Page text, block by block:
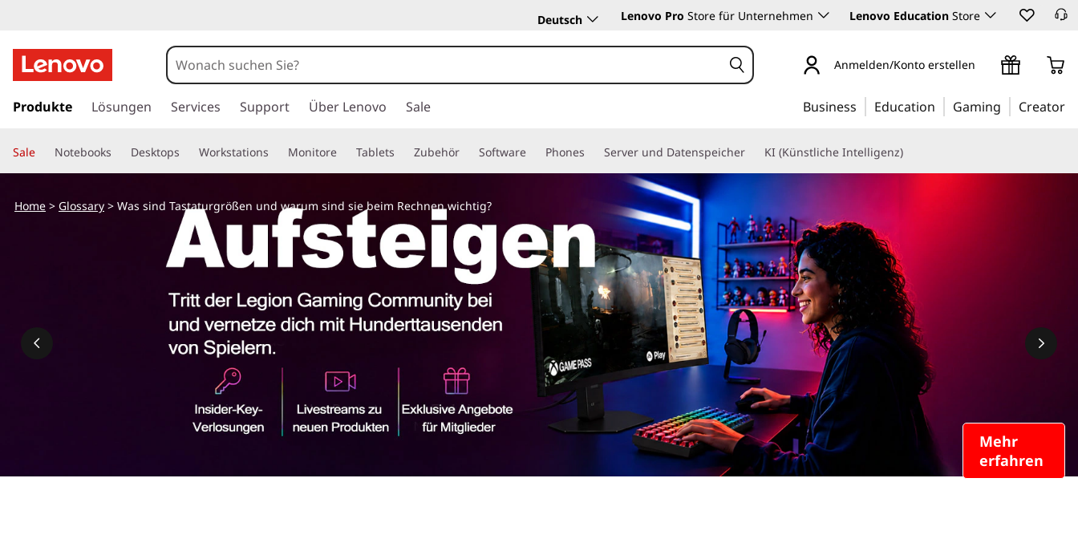
Deutsch Lenovo Pro Store für Unternehmen Lenovo Education Store
u
a
u
t
Anmelden/Konto erstellen
Produkte Lösungen Services Support Über Lenovo Sale Business Education Gaming Creator
Sale Notebooks Desktops Workstations Monitore Tablets Zubehör Software Phones Server und Datenspeicher KI (Künstliche Intelligenz)
Mehr
erfahren
Home > Glossary > Was sind Tastaturgrößen und warum sind sie beim Rechnen wichtig?